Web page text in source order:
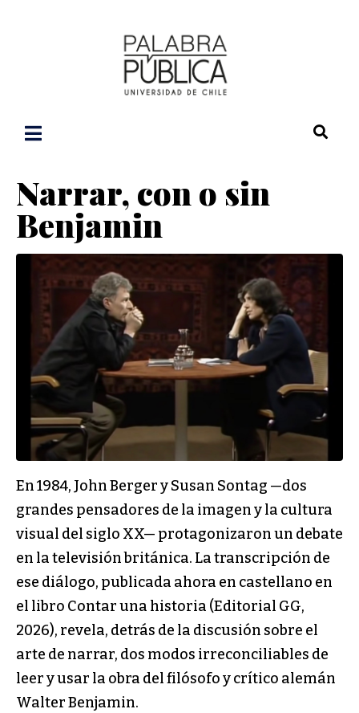
Narrar, con o sin
Benjamin
En 1984, John Berger y Susan Sontag —dos
grandes pensadores de la imagen y la cultura
visual del siglo XX— protagonizaron un debate
en la televisión británica. La transcripción de
ese diálogo, publicada ahora en castellano en
el libro Contar una historia (Editorial GG,
2026), revela, detrás de la discusión sobre el
arte de narrar, dos modos irreconciliables de
leer y usar la obra del filósofo y crítico alemán
Walter Benjamin.